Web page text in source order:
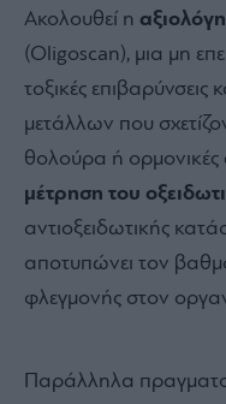
Ακολουθεί η
(Oligoscan), μια μη
τοξικές επιβαρύνσεις
μετάλλων που
θολούρα ή ορμονικές
μέτρηση του
αντιοξειδωτικής
αποτυπώνει τον
φλεγμονής στον
Παράλληλα